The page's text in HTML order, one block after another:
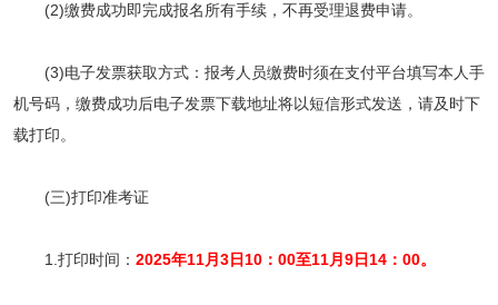
(2)缴费成功即完成报名所有手续，不再受理退费申请。
(3)电子发票获取方式：报考人员缴费时须在支付平台填写本人手
机号码，缴费成功后电子发票下载地址将以短信形式发送，请及时下
载打印。
(三)打印准考证
1.打印时间： 2025年11月3日10：00至11月9日14：00。